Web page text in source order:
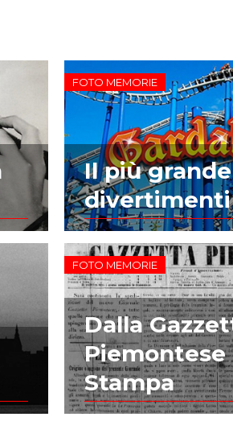
FOTO MEMORIE
Il più
FOTO MEMORIE
Dalla
Piemontese
Stampa